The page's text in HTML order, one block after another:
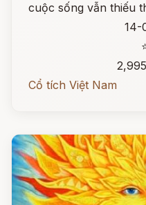
cuộc sống vẫn thiếu
14-
Cổ tích Việt Nam